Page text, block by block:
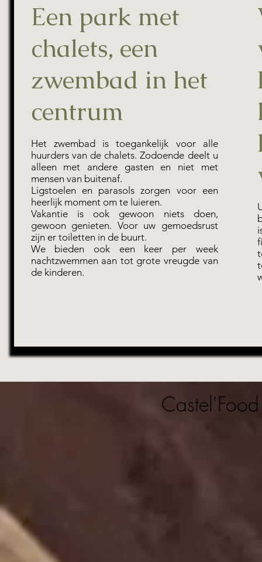
Een park met
chalets, een
zwembad in het
centrum
Het zwembad is toegankelijk voor alle
huurders van de chalets. Zodoende deelt u
alleen met andere gasten en niet met
mensen van buitenaf.
Ligstoelen en parasols zorgen voor een
heerlijk moment om te luieren.
Vakantie is ook gewoon niets doen,
gewoon genieten. Voor uw gemoedsrust
zijn er toiletten in de buurt.
We bieden ook een keer per week
nachtzwemmen aan tot grote vreugde van
de kinderen.
Castel'Food